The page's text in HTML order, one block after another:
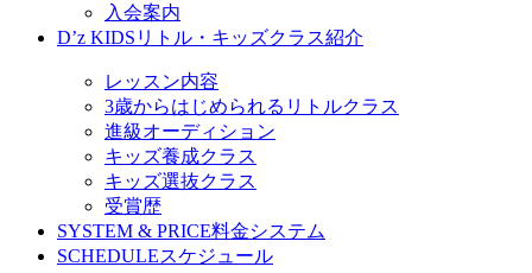
入会案内
D’z KIDS リトル・キッズクラス紹介
レッスン内容
3歳からはじめられるリトルクラス
進級オーディション
キッズ養成クラス
キッズ選抜クラス
受賞歴
SYSTEM & PRICE料金システム
SCHEDULEスケジュール